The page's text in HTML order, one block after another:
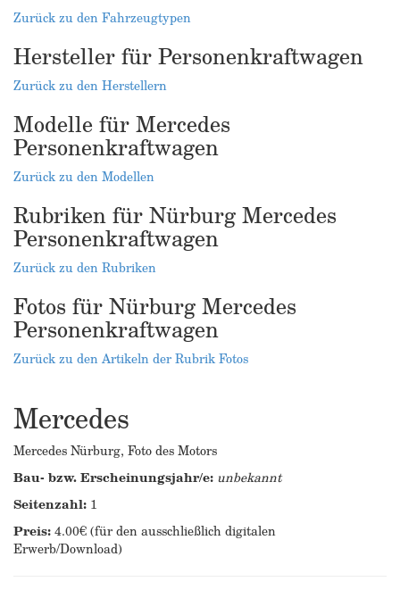
Zurück zu den Fahrzeugtypen
Hersteller für Personenkraftwagen
Zurück zu den Herstellern
Modelle für Mercedes
Personenkraftwagen
Zurück zu den Modellen
Rubriken für Nürburg Mercedes
Personenkraftwagen
Zurück zu den Rubriken
Fotos für Nürburg Mercedes
Personenkraftwagen
Zurück zu den Artikeln der Rubrik Fotos
Mercedes
Mercedes Nürburg, Foto des Motors
Bau- bzw. Erscheinungsjahr/e: unbekannt
Seitenzahl: 1
Preis:4.00€ (für den ausschließlich digitalen
Erwerb/Download)